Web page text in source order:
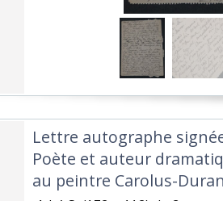
‎Lettre autographe
Poète et auteur
au peintre Carolus-